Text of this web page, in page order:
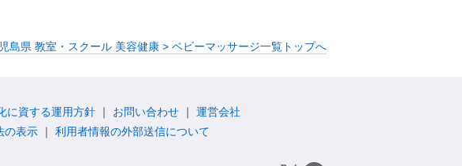
島県 教室・スクール 美容健康 > ベビーマッサージ一覧トップへ
に資する運用方針 お問い合わせ
運営会社
の表示 利用者情報の外部送信について